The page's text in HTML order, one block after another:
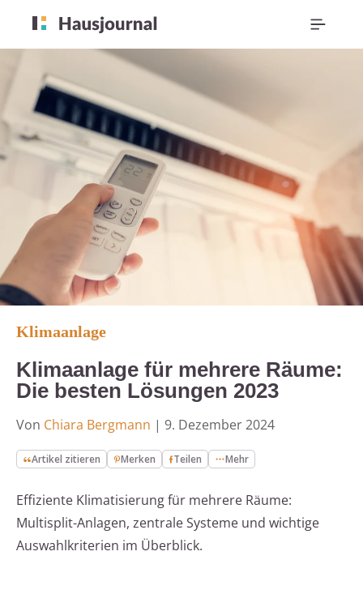
Klimaanlage
Klimaanlage für mehrere Räume:
Die besten Lösungen 2023
Von Chiara Bergmann | 9. Dezember 2024
Artikel zitieren Merken Teilen Mehr
Effiziente Klimatisierung für mehrere Räume:
Multisplit-Anlagen, zentrale Systeme und wichtige
Auswahlkriterien im Überblick.